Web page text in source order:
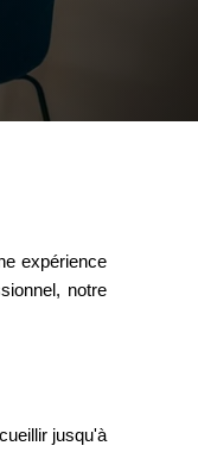
expérience
notre
jusqu'à